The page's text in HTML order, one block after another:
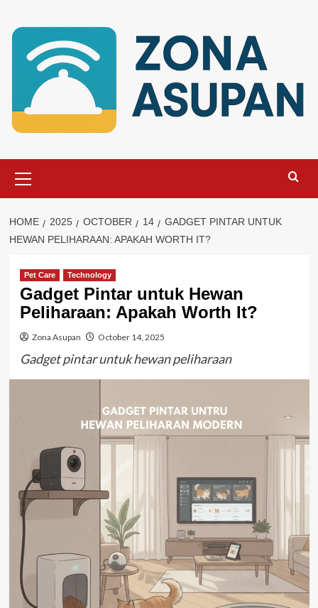
Menu
HOME 2025 OCTOBER 14
GADGET PINTAR UNTUK
HEWAN PELIHARAAN: APAKAH WORTH IT?
Pet Care Technology
Gadget Pintar untuk Hewan
Peliharaan: Apakah Worth It?
Zona Asupan October 14, 2025
Gadget pintar untuk hewan peliharaan